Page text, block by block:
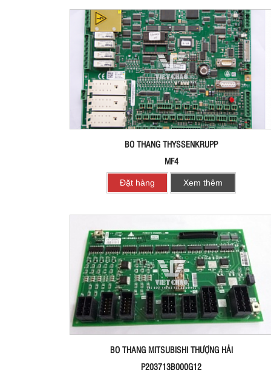
BO THANG THYSSENKRUPP
MF4
Đặt hàng Xem thêm
BO THANG MITSUBISHI THƯỢNG HẢI
P203713B000G12